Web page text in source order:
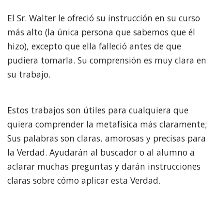
El Sr. Walter le ofreció su instrucción en su curso
más alto (la única persona que sabemos que él
hizo), excepto que ella falleció antes de que
pudiera tomarla. Su comprensión es muy clara en
su trabajo.
Estos trabajos son útiles para cualquiera que
quiera comprender la metafísica más claramente;
Sus palabras son claras, amorosas y precisas para
la Verdad. Ayudarán al buscador o al alumno a
aclarar muchas preguntas y darán instrucciones
claras sobre cómo aplicar esta Verdad.